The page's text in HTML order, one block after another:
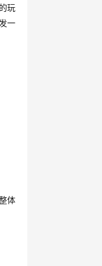
玩
一
体